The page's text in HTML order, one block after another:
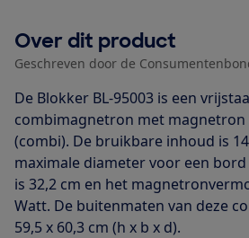
Over dit product
Geschreven door de
De Blokker BL-95003 is een
combimagnetron met magnetron
(combi). De bruikbare inhoud is
maximale diameter voor een
is 32,2 cm en het
Watt. De buitenmaten van deze
59,5 x 60,3 cm (h x b x d).